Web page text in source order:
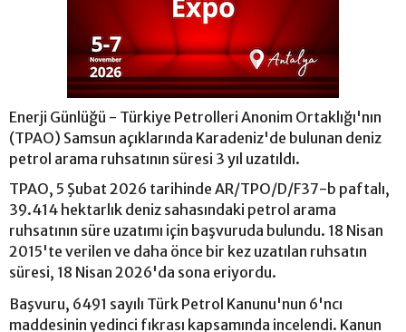
Enerji Günlüğü - Türkiye Petrolleri Anonim Ortaklığı'nın
(TPAO) Samsun açıklarında Karadeniz'de bulunan deniz
petrol arama ruhsatının süresi 3 yıl uzatıldı.
TPAO, 5 Şubat 2026 tarihinde AR/TPO/D/F37-b paftalı,
39.414 hektarlık deniz sahasındaki petrol arama
ruhsatının süre uzatımı için başvuruda bulundu. 18 Nisan
2015'te verilen ve daha önce bir kez uzatılan ruhsatın
süresi, 18 Nisan 2026'da sona eriyordu.
Başvuru, 6491 sayılı Türk Petrol Kanunu'nun 6'ncı
maddesinin yedinci fıkrası kapsamında incelendi. Kanun